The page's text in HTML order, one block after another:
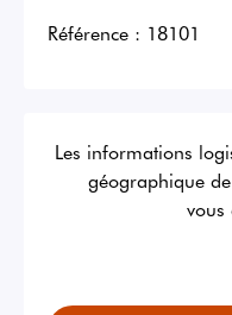
Référence : 18101
Les informations
géographique
vous